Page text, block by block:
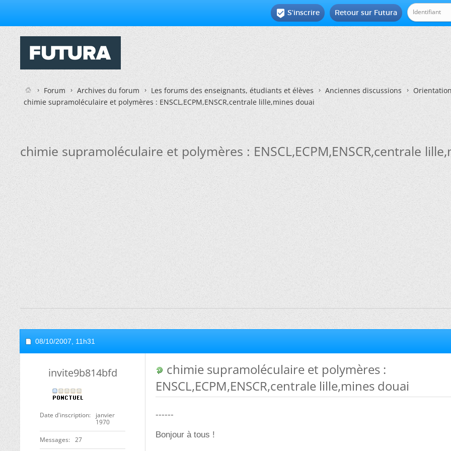
Retour sur Futura
 S'inscrire
Forum Archives du forum Les forums des enseignants, étudiants et élèves Anciennes discussions
chimie supramoléculaire et polymères : ENSCL,ECPM,ENSCR,centrale lille,mines douai
chimie supramoléculaire et polymères : ENSCL,ECPM,ENSCR,centrale
08/10/2007, 11h31
invite9b814bfd
Date d'inscription
janvier
1970
Messages 27
chimie supramoléculaire et polymères :
ENSCL,ECPM,ENSCR,centrale lille,mines douai
------
Bonjour à tous !